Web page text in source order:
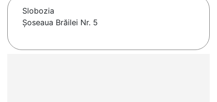
Slobozia
Șoseaua Brăilei Nr. 5